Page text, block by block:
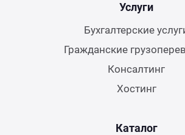
Услуги
Бухгалтерские
Гражданские
Консалтинг
Хостинг
Каталог